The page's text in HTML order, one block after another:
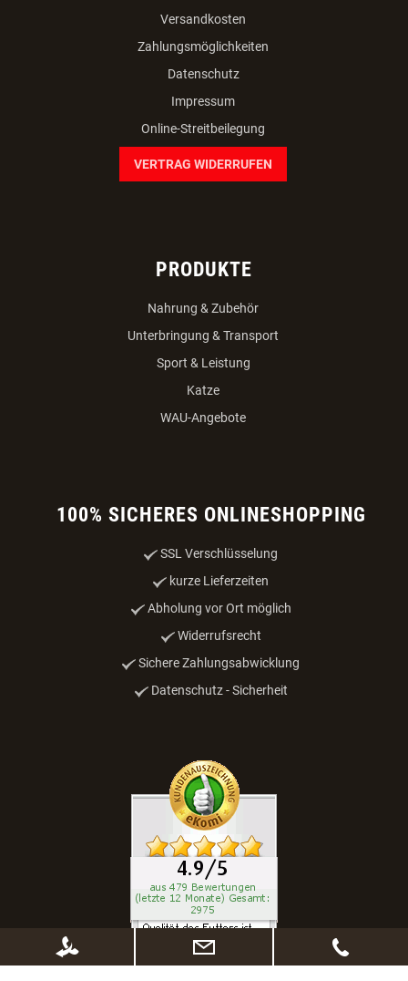
Versandkosten
Zahlungsmöglichkeiten
Datenschutz
Impressum
Online-Streitbeilegung
VERTRAG WIDERRUFEN
PRODUKTE
Nahrung & Zubehör
Unterbringung & Transport
Sport & Leistung
Katze
WAU-Angebote
100% SICHERES ONLINESHOPPING
SSL Verschlüsselung
kurze Lieferzeiten
Abholung vor Ort möglich
Widerrufsrecht
Sichere Zahlungsabwicklung
Datenschutz - Sicherheit